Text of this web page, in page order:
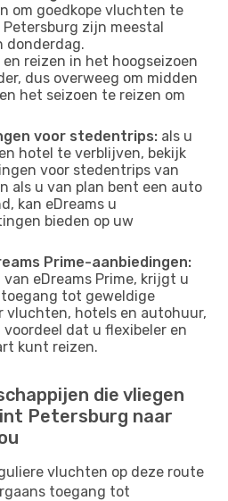
om goedkope vluchten te
zijn meestal
donderdag.
reizen in het hoogseizoen
dus overweeg om midden
het seizoen te reizen om
voor stedentrips: als u
hotel te verblijven, bekijk
voor stedentrips van
als u van plan bent een auto
kan eDreams u
bieden op uw
Prime-aanbiedingen:
eDreams Prime, krijgt u
tot geweldige
vluchten, hotels en autohuur,
dat u flexibeler en
kunt reizen.
die vliegen
Petersburg naar
vluchten op deze route
toegang tot